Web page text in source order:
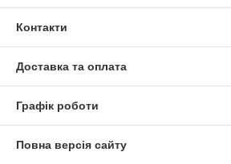
Контакти
Доставка та оплата
Графік роботи
Повна версія сайту